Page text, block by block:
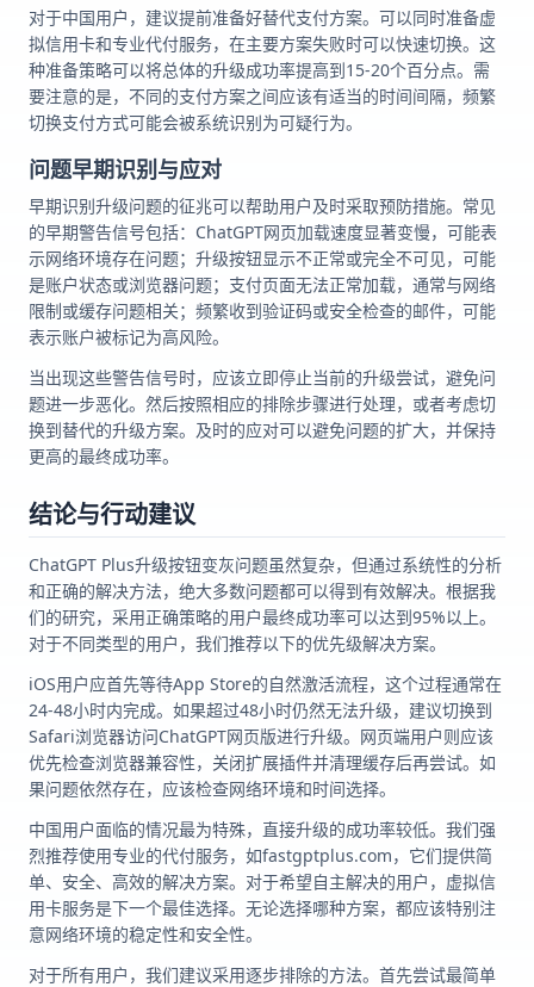
对于中国用户，建议提前准备好替代支付方案。可以同时准备虚
拟信用卡和专业代付服务，在主要方案失败时可以快速切换。这
种准备策略可以将总体的升级成功率提高到15-20个百分点。需
要注意的是，不同的支付方案之间应该有适当的时间间隔，频繁
切换支付方式可能会被系统识别为可疑行为。
问题早期识别与应对
早期识别升级问题的征兆可以帮助用户及时采取预防措施。常见
的早期警告信号包括：ChatGPT网页加载速度显著变慢，可能表
示网络环境存在问题；升级按钮显示不正常或完全不可见，可能
是账户状态或浏览器问题；支付页面无法正常加载，通常与网络
限制或缓存问题相关；频繁收到验证码或安全检查的邮件，可能
表示账户被标记为高风险。
当出现这些警告信号时，应该立即停止当前的升级尝试，避免问
题进一步恶化。然后按照相应的排除步骤进行处理，或者考虑切
换到替代的升级方案。及时的应对可以避免问题的扩大，并保持
更高的最终成功率。
结论与行动建议
ChatGPT Plus升级按钮变灰问题虽然复杂，但通过系统性的分析
和正确的解决方法，绝大多数问题都可以得到有效解决。根据我
们的研究，采用正确策略的用户最终成功率可以达到95%以上。
对于不同类型的用户，我们推荐以下的优先级解决方案。
iOS用户应首先等待App Store的自然激活流程，这个过程通常在
24-48小时内完成。如果超过48小时仍然无法升级，建议切换到
Safari浏览器访问ChatGPT网页版进行升级。网页端用户则应该
优先检查浏览器兼容性，关闭扩展插件并清理缓存后再尝试。如
果问题依然存在，应该检查网络环境和时间选择。
中国用户面临的情况最为特殊，直接升级的成功率较低。我们强
烈推荐使用专业的代付服务，如fastgptplus.com，它们提供简
单、安全、高效的解决方案。对于希望自主解决的用户，虚拟信
用卡服务是下一个最佳选择。无论选择哪种方案，都应该特别注
意网络环境的稳定性和安全性。
对于所有用户，我们建议采用逐步排除的方法。首先尝试最简单